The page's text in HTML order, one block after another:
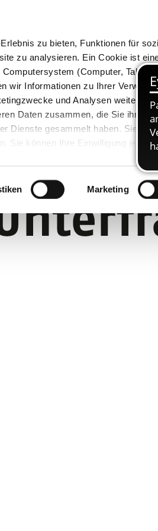
zu bieten, Funktionen für
zu analysieren. Ein Cookie ist
(Computer, Tablet
wir Informationen zu Ihrer
und Analysen weiter.
Daten zusammen, die Sie ihnen
Dienste gesammelt haben. Sie
Sie können Ihre Einwilligung
Marketing